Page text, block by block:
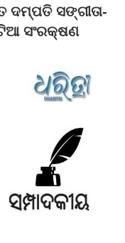
ଦମ୍ପତି ସଙ୍ଗୀତା-
ସଂରକ୍ଷଣ